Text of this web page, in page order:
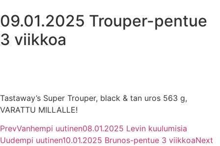
09.01.2025 Trouper-pentue
3 viikkoa
Tastaway’s Super Trouper, black & tan uros 563 g,
VARATTU MILLALLE!
PrevVanhempi uutinen08.01.2025 Levin kuulumisia
Uudempi uutinen10.01.2025 Brunos-pentue 3 viikkoaNext